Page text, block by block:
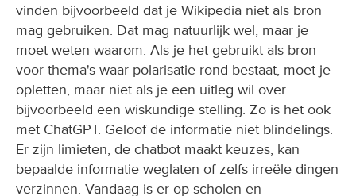
vinden bijvoorbeeld dat je Wikipedia niet als bron
mag gebruiken. Dat mag natuurlijk wel, maar je
moet weten waarom. Als je het gebruikt als bron
voor thema's waar polarisatie rond bestaat, moet je
opletten, maar niet als je een uitleg wil over
bijvoorbeeld een wiskundige stelling. Zo is het ook
met ChatGPT. Geloof de informatie niet blindelings.
Er zijn limieten, de chatbot maakt keuzes, kan
bepaalde informatie weglaten of zelfs irreële dingen
verzinnen. Vandaag is er op scholen en